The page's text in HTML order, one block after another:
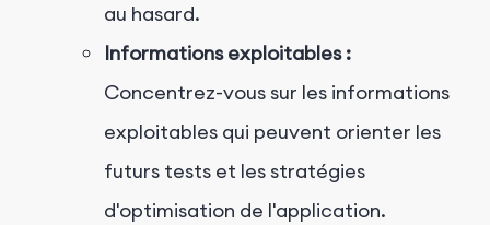
au hasard.
Informations exploitables :
Concentrez-vous sur les informations
exploitables qui peuvent orienter les
futurs tests et les stratégies
d'optimisation de l'application.